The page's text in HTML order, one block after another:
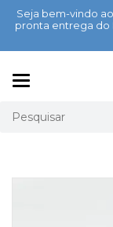
Seja bem-vindo
pronta entrega do